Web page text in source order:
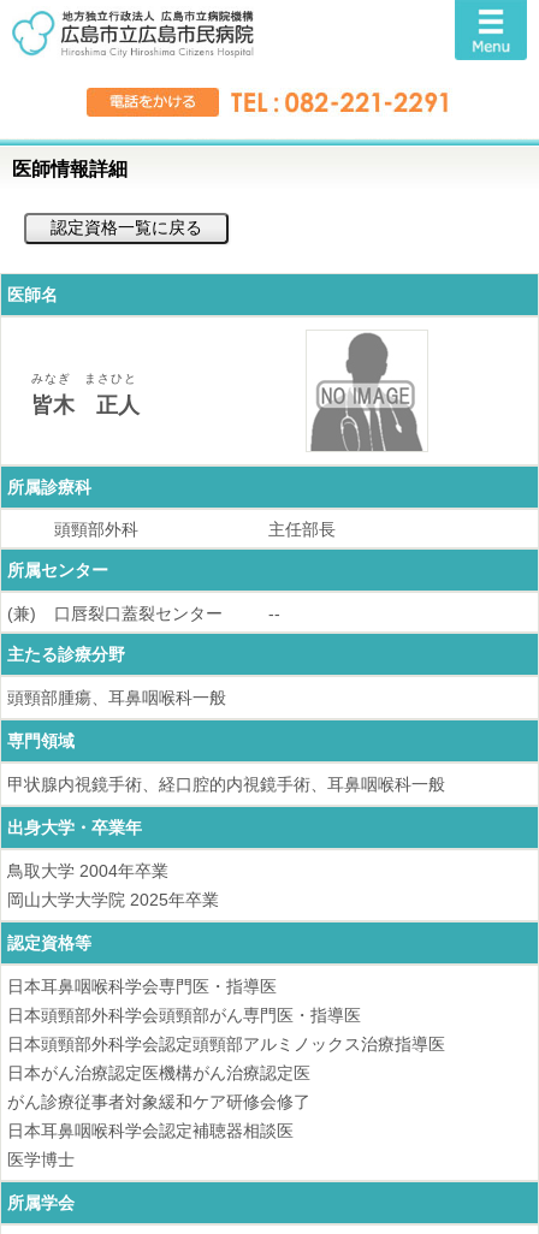
医師情報詳細
医師名
みなぎ まさひと
皆木 正人
所属診療科
頭頸部外科 主任部長
所属センター
(兼) 口唇裂口蓋裂センター --
主たる診療分野
頭頸部腫瘍、耳鼻咽喉科一般
専門領域
甲状腺内視鏡手術、経口腔的内視鏡手術、耳鼻咽喉科一般
出身大学・卒業年
鳥取大学 2004年卒業
岡山大学大学院 2025年卒業
認定資格等
日本耳鼻咽喉科学会専門医・指導医
日本頭頸部外科学会頭頸部がん専門医・指導医
日本頭頸部外科学会認定頭頸部アルミノックス治療指導医
日本がん治療認定医機構がん治療認定医
がん診療従事者対象緩和ケア研修会修了
日本耳鼻咽喉科学会認定補聴器相談医
医学博士
所属学会